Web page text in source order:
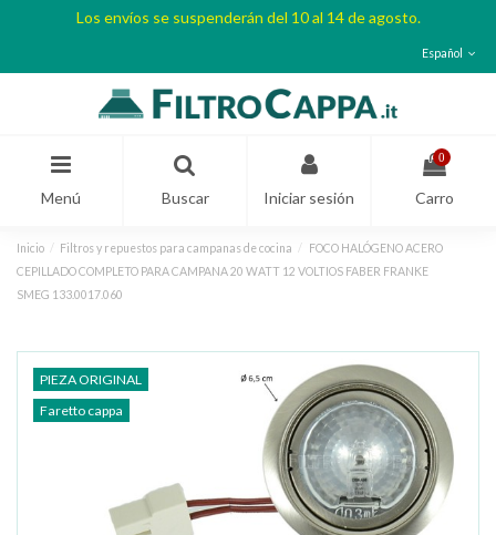
Los envíos se suspenderán del 10 al 14 de agosto.
Español
Menú Buscar Iniciar sesión
0
Carro
Inicio Filtros y repuestos para campanas de cocina
FOCO HALÓGENO ACERO
CEPILLADO COMPLETO PARA CAMPANA 20 WATT 12 VOLTIOS FABER FRANKE
SMEG 133.0017.060
PIEZA ORIGINAL
Faretto cappa